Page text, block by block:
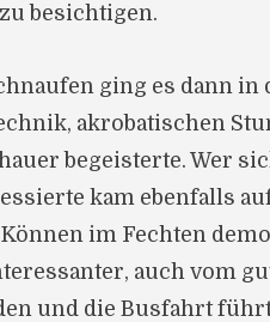
besichtigen.
ging es dann in
akrobatischen
begeisterte. Wer
kam ebenfalls
im Fechten
auch vom
und die Busfahrt